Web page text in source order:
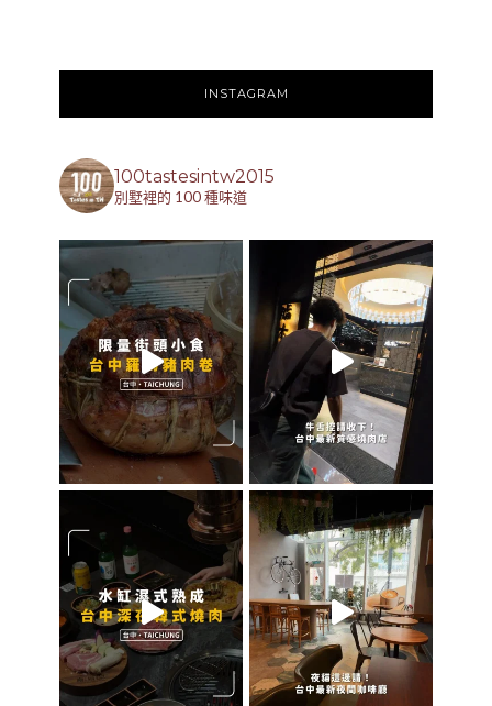
INSTAGRAM
100tastesintw2015
別墅裡的 100 種味道